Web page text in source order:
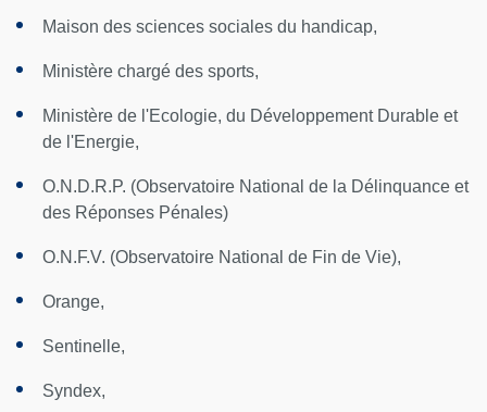
Maison des sciences sociales du handicap,
Ministère chargé des sports,
Ministère de l'Ecologie, du Développement Durable et
de l'Energie,
O.N.D.R.P. (Observatoire National de la Délinquance et
des Réponses Pénales)
O.N.F.V. (Observatoire National de Fin de Vie),
Orange,
Sentinelle,
Syndex,